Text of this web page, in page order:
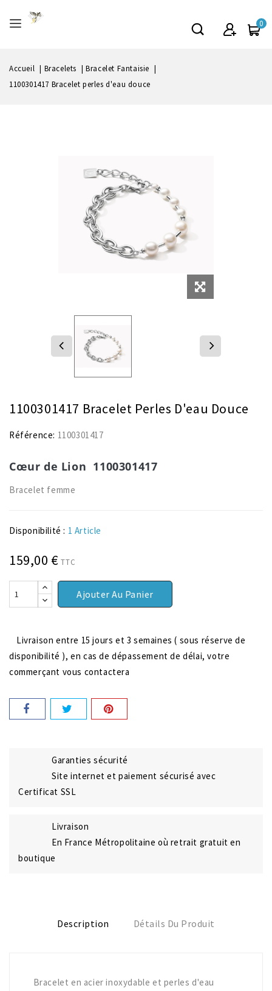
0
Accueil Bracelets
Bracelet Fantaisie
1100301417 Bracelet perles d'eau douce
1100301417 Bracelet Perles D'eau Douce
Référence: 1100301417
Cœur de Lion 1100301417
Bracelet femme
Disponibilité : 1 Article
159,00 € TTC
Ajouter Au Panier
Livraison entre 15 jours et 3 semaines ( sous réserve de
disponibilité ), en cas de dépassement de délai, votre
commerçant vous contactera
Garanties sécurité
Site internet et paiement sécurisé avec
Certificat SSL
Livraison
En France Métropolitaine où retrait gratuit en
boutique
Description Détails Du Produit
Bracelet en acier inoxydable et perles d'eau